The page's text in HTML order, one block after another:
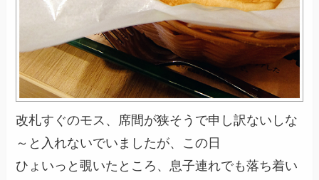
改札すぐのモス、席間が狭そうで申し訳ないしな
～と入れないでいましたが、この日
ひょいっと覗いたところ、息子連れでも落ち着い